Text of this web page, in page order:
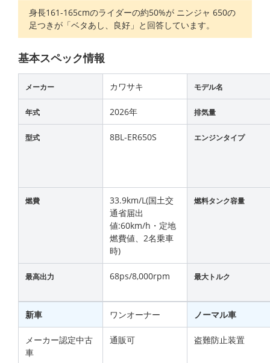
身長161-165cmのライダーの約50%が ニンジャ 650の
足つきが「ベタあし、良好」と回答しています。
基本スペック情報
メーカー カワサキ モデル名
年式 2026年 排気量
型式 8BL-ER650S エンジンタイプ
燃費
33.9km/L(国土交
通省届出
値:60km/h・定地
燃費値、2名乗車
時)
燃料タンク容量
最高出力 68ps/8,000rpm 最大トルク
新車 ワンオーナー ノーマル車
メーカー認定中古
車
通販可 盗難防止装置